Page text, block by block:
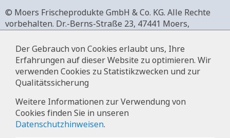
© Moers Frischeprodukte GmbH & Co. KG. Alle Rechte
vorbehalten. Dr.-Berns-Straße 23, 47441 Moers,
+49 2841 911-0,www.moers-frischeprodukte.de
Impressum
Datenschutz
Der Gebrauch von Cookies erlaubt uns, Ihre
Erfahrungen auf dieser Website zu optimieren. Wir
verwenden Cookies zu Statistikzwecken und zur
Qualitätssicherung
Weitere Informationen zur Verwendung von
Cookies finden Sie in unseren
Datenschutzhinweisen.